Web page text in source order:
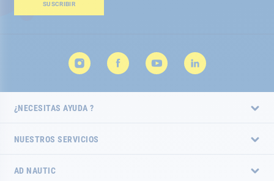
de
SUSCRIBIR
¿NECESITAS AYUDA ?
NUESTROS SERVICIOS
AD NAUTIC